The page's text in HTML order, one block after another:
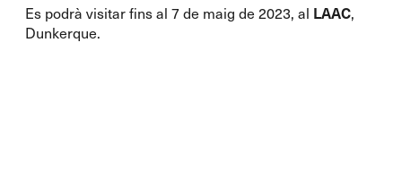
Es podrà visitar fins al 7 de maig de 2023, al LAAC,
Dunkerque.